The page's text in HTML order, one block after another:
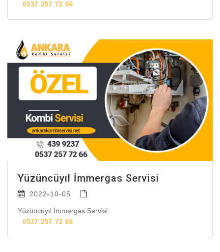
0537 257 72 66
Yüzüncüyıl İmmergas Servisi
2022-10-05
Yüzüncüyıl İmmergas Servisi
0537 257 72 66